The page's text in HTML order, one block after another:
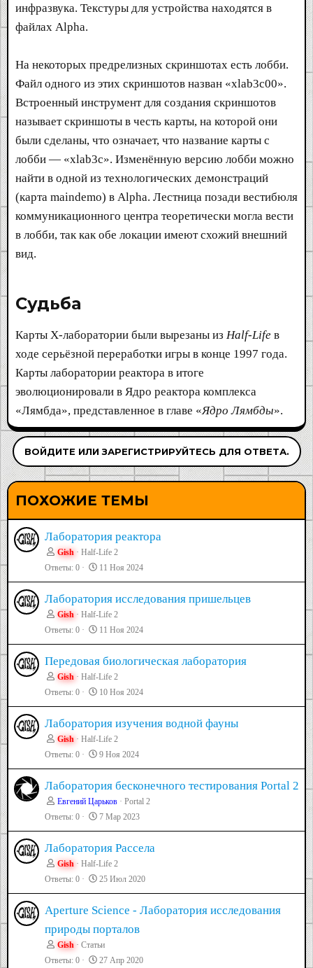
инфразвука. Текстуры для устройства находятся в
файлах Alpha.
На некоторых предрелизных скриншотах есть лобби.
Файл одного из этих скриншотов назван «xlab3c00».
Встроенный инструмент для создания скриншотов
называет скриншоты в честь карты, на которой они
были сделаны, что означает, что название карты с
лобби — «xlab3c». Изменённую версию лобби можно
найти в одной из технологических демонстраций
(карта maindemo) в Alpha. Лестница позади вестибюля
коммуникационного центра теоретически могла вести
в лобби, так как обе локации имеют схожий внешний
вид.
Судьба​
Карты X-лаборатории были вырезаны из Half-Life в
ходе серьёзной переработки игры в конце 1997 года.
Карты лаборатории реактора в итоге
эволюционировали в Ядро реактора комплекса
«Лямбда», представленное в главе «Ядро Лямбды».
ВОЙДИТЕ ИЛИ ЗАРЕГИСТРИРУЙТЕСЬ ДЛЯ ОТВЕТА.
ПОХОЖИЕ ТЕМЫ
Лаборатория реактора
Gish
Half-Life 2
Ответы 0 11 Ноя 2024
Лаборатория исследования пришельцев
Gish
Half-Life 2
Ответы 0 11 Ноя 2024
Передовая биологическая лаборатория
Gish
Half-Life 2
Ответы 0 10 Ноя 2024
Лаборатория изучения водной фауны
Gish
Half-Life 2
Ответы 0 9 Ноя 2024
Лаборатория бесконечного тестирования Portal 2
Евгений Царьков
Portal 2
Ответы 0 7 Мар 2023
Лаборатория Рассела
Gish
Half-Life 2
Ответы 0 25 Июл 2020
Aperture Science - Лаборатория исследования
природы порталов
Gish
Статьи
Ответы 0 27 Апр 2020